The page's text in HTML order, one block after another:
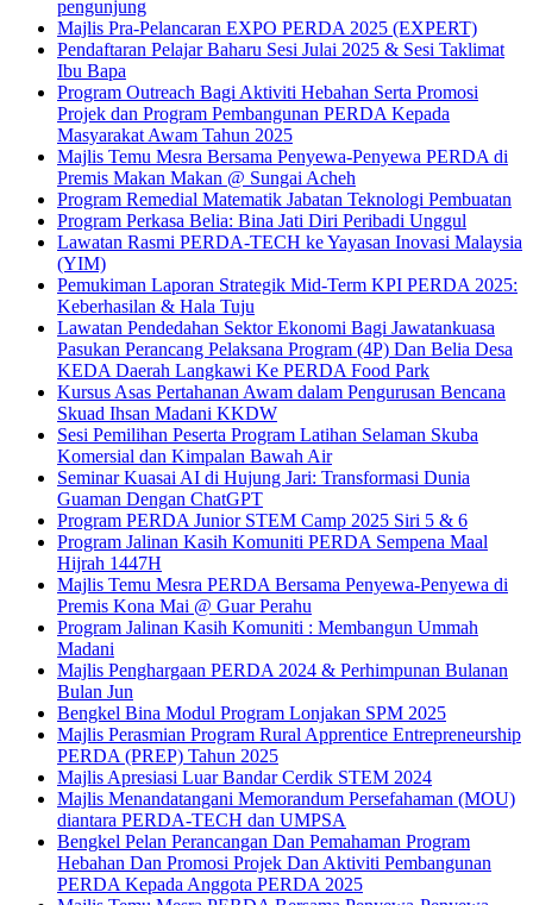
pengunjung
Majlis Pra-Pelancaran EXPO PERDA 2025 (EXPERT)
Pendaftaran Pelajar Baharu Sesi Julai 2025 & Sesi Taklimat
Ibu Bapa
Program Outreach Bagi Aktiviti Hebahan Serta Promosi
Projek dan Program Pembangunan PERDA Kepada
Masyarakat Awam Tahun 2025
Majlis Temu Mesra Bersama Penyewa-Penyewa PERDA di
Premis Makan Makan @ Sungai Acheh
Program Remedial Matematik Jabatan Teknologi Pembuatan
Program Perkasa Belia: Bina Jati Diri Peribadi Unggul
Lawatan Rasmi PERDA-TECH ke Yayasan Inovasi Malaysia
(YIM)
Pemukiman Laporan Strategik Mid-Term KPI PERDA 2025:
Keberhasilan & Hala Tuju
Lawatan Pendedahan Sektor Ekonomi Bagi Jawatankuasa
Pasukan Perancang Pelaksana Program (4P) Dan Belia Desa
KEDA Daerah Langkawi Ke PERDA Food Park
Kursus Asas Pertahanan Awam dalam Pengurusan Bencana
Skuad Ihsan Madani KKDW
Sesi Pemilihan Peserta Program Latihan Selaman Skuba
Komersial dan Kimpalan Bawah Air
Seminar Kuasai AI di Hujung Jari: Transformasi Dunia
Guaman Dengan ChatGPT
Program PERDA Junior STEM Camp 2025 Siri 5 & 6
Program Jalinan Kasih Komuniti PERDA Sempena Maal
Hijrah 1447H
Majlis Temu Mesra PERDA Bersama Penyewa-Penyewa di
Premis Kona Mai @ Guar Perahu
Program Jalinan Kasih Komuniti : Membangun Ummah
Madani
Majlis Penghargaan PERDA 2024 & Perhimpunan Bulanan
Bulan Jun
Bengkel Bina Modul Program Lonjakan SPM 2025
Majlis Perasmian Program Rural Apprentice Entrepreneurship
PERDA (PREP) Tahun 2025
Majlis Apresiasi Luar Bandar Cerdik STEM 2024
Majlis Menandatangani Memorandum Persefahaman (MOU)
diantara PERDA-TECH dan UMPSA
Bengkel Pelan Perancangan Dan Pemahaman Program
Hebahan Dan Promosi Projek Dan Aktiviti Pembangunan
PERDA Kepada Anggota PERDA 2025